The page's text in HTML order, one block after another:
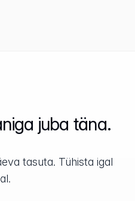
juba täna.
tasuta. Tühista igal